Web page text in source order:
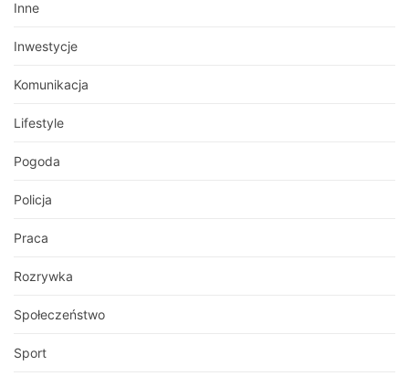
Inne
Inwestycje
Komunikacja
Lifestyle
Pogoda
Policja
Praca
Rozrywka
Społeczeństwo
Sport